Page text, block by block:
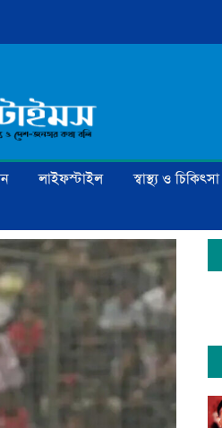
লাইফস্টাইল স্বাস্থ্য ও চিকিৎসা